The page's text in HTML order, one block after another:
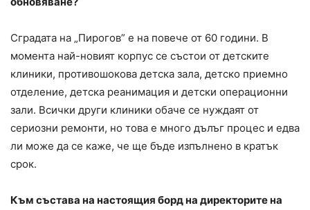
Сградата на „Пирогов” е на повече от 60 години. В
момента най-новият корпус се състои от детските
клиники, противошокова детска зала, детско приемно
отделение, детска реанимация и детски операционни
зали. Всички други клиники обаче се нуждаят от
сериозни ремонти, но това е много дълъг процес и едва
ли може да се каже, че ще бъде изпълнено в кратък
срок.
Към състава на настоящия борд на директорите на